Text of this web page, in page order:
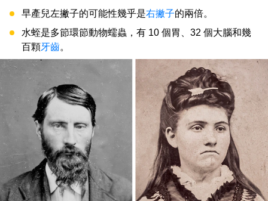
早產兒左撇子的可能性幾乎是右撇子的兩倍。
水蛭是多節環節動物蠕蟲，有 10 個胃、32 個大腦和幾
百顆牙齒。